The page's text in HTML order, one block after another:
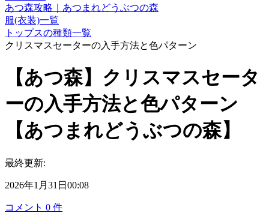
あつ森攻略｜あつまれどうぶつの森
服(衣装)一覧
トップスの種類一覧
クリスマスセーターの入手方法と色パターン
【あつ森】クリスマスセータ
ーの入手方法と色パターン
【あつまれどうぶつの森】
最終更新:
2026年1月31日00:08
コメント 0 件